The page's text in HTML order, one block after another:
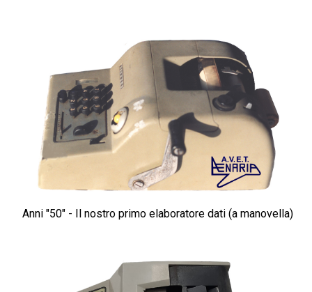
Anni "50" - Il nostro primo elaboratore dati (a manovella)